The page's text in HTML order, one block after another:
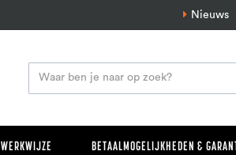
Nieuws
WERKWIJZE BETAALMOGELIJKHEDEN &